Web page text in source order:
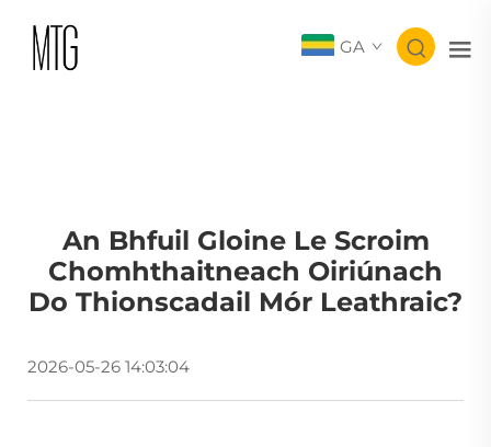
GA
An Bhfuil Gloine Le Scroim
Chomhthaitneach Oiriúnach
Do Thionscadail Mór Leathraic?
2026-05-26 14:03:04